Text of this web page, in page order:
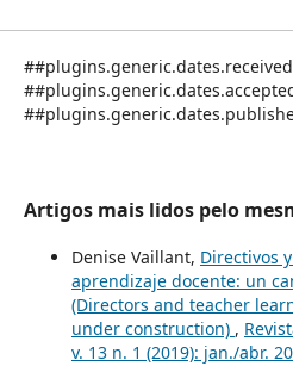
Artigos mais lidos pelo
Denise Vaillant, Directivos
aprendizaje docente: un
(Directors and teacher
under construction) ,
v. 13 n. 1 (2019): jan./abr.